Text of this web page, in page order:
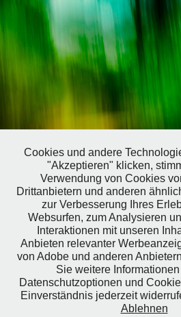
Spring 03
2023
Powered byAdobe
Cookies und andere
"Akzeptieren" klicken,
Verwendung von Cookies
Drittanbietern und anderen
zur Verbesserung Ihres
Websurfen, zum Analysieren
Interaktionen mit unseren
Anbieten relevanter
von Adobe und anderen
Sie weitere
Datenschutzoptionen und
Einverständnis jederzeit
Ablehnen